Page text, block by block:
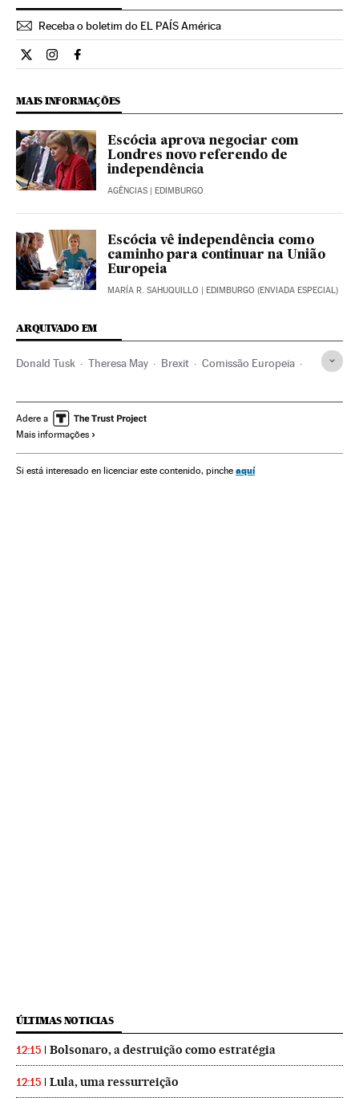
Receba o boletim do EL PAÍS América
Internacional El País Brasil en Twitter
Internacional El País Brasil en Instagram
Internacional El País Brasil en Facebook
MAIS INFORMAÇÕES
Escócia aprova negociar com
Londres novo referendo de
independência
AGÊNCIAS | EDIMBURGO
Escócia vê independência como
caminho para continuar na União
Europeia
MARÍA R. SAHUQUILLO | EDIMBURGO (ENVIADA ESPECIAL)
ARQUIVADO EM
Donald Tusk Theresa May Brexit Comissão Europeia
Eleições europeias Unión política europea
Europa Ocidental
Europa Organizações internacionais
Adere a
Mais informações
Si está interesado en licenciar este contenido, pinche aquí
ÚLTIMAS NOTICIAS
12:15 Bolsonaro, a destruição como estratégia
12:15 Lula, uma ressurreição